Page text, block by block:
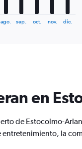
ago. sep. oct. nov. dic.
en
de Estocolmo-
entretenimiento, la